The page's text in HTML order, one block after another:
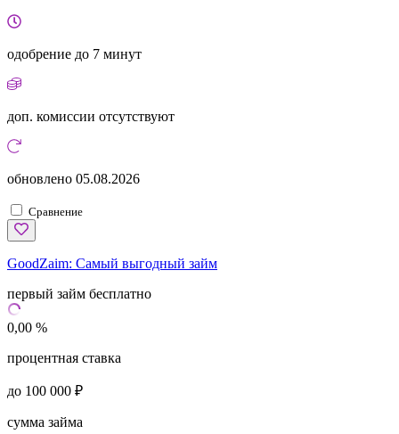
одобрение до 7 минут
доп. комиссии отсутствуют
обновлено 05.08.2026
Сравнение
GoodZaim: Самый выгодный займ
первый займ бесплатно
0,00 %
процентная ставка
до 100 000 ₽
сумма займа